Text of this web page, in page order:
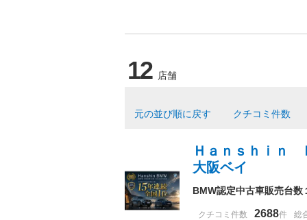
12 店舗
元の並び順に戻す クチコミ件数
Ｈａｎｓｈｉｎ
大阪ベイ
BMW認定中古車販売台
クチコミ件数 2688件 総